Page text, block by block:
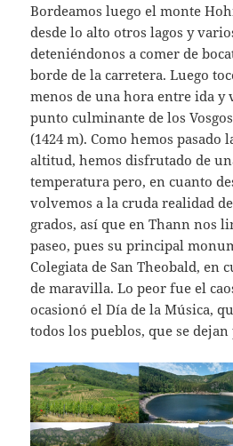
Bordeamos luego el monte
desde lo alto otros lagos y
deteniéndonos a comer de
borde de la carretera. Luego
menos de una hora entre ida y
punto culminante de los
(1424 m). Como hemos pasado
altitud, hemos disfrutado de
temperatura pero, en cuanto
volvemos a la cruda realidad
grados, así que en Thann nos
paseo, pues su principal
Colegiata de San Theobald, en
de maravilla. Lo peor fue el
ocasionó el Día de la Música,
todos los pueblos, que se dejan